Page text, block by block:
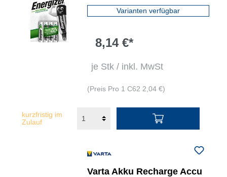
Varianten verfügbar
8,14 €*
je Stk / inkl. MwSt
(Preis Pro 1 C62 2,04 €)
kurzfristig im
Zulauf
Varta Akku Recharge Accu